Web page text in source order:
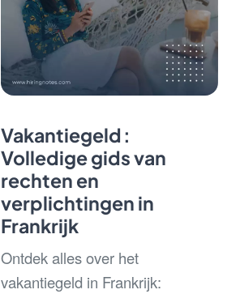
Vakantiegeld :
Volledige gids van
rechten en
verplichtingen in
Frankrijk
Ontdek alles over het
vakantiegeld in Frankrijk: